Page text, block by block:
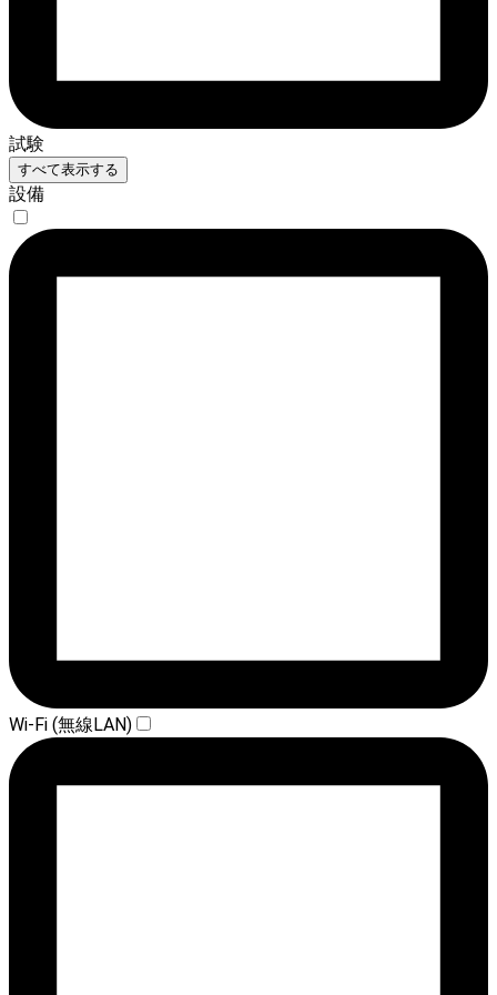
試験
すべて表示する
設備
Wi-Fi (無線LAN)